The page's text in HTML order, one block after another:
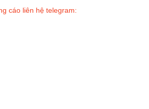
cáo liên hệ telegram: